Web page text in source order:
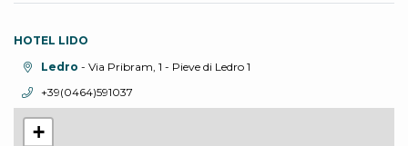
+
HOTEL LIDO
Località:Ledro - Via Pribram, 1 - Pieve di Ledro 1
Telefono:
+39(0464)591037